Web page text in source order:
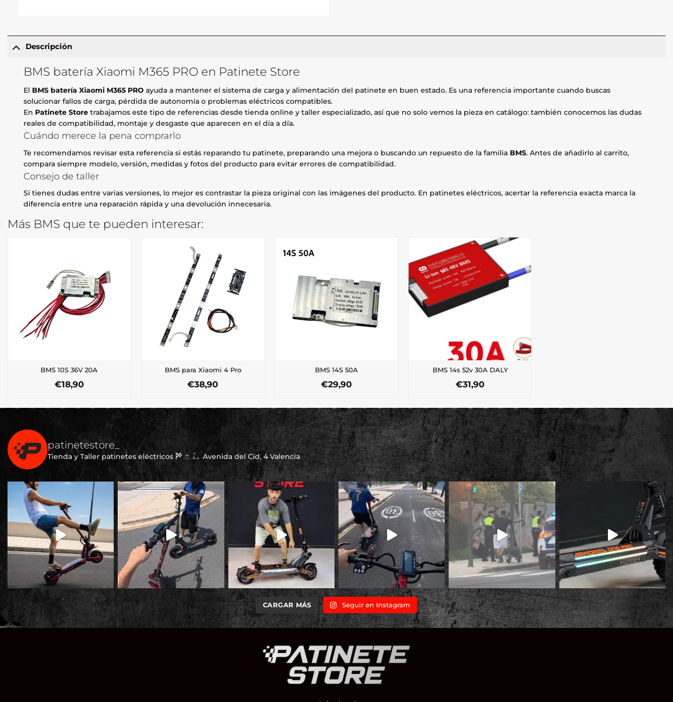
Descripción
BMS batería Xiaomi M365 PRO en Patinete Store
El BMS batería Xiaomi M365 PRO ayuda a mantener el sistema de carga y alimentación del patinete en buen estado. Es una referencia importante cuando buscas
solucionar fallos de carga, pérdida de autonomía o problemas eléctricos compatibles.
En Patinete Store trabajamos este tipo de referencias desde tienda online y taller especializado, así que no solo vemos la pieza en catálogo: también conocemos las dudas
reales de compatibilidad, montaje y desgaste que aparecen en el día a día.
Cuándo merece la pena comprarlo
Te recomendamos revisar esta referencia si estás reparando tu patinete, preparando una mejora o buscando un repuesto de la familia BMS. Antes de añadirlo al carrito,
compara siempre modelo, versión, medidas y fotos del producto para evitar errores de compatibilidad.
Consejo de taller
Si tienes dudas entre varias versiones, lo mejor es contrastar la pieza original con las imágenes del producto. En patinetes eléctricos, acertar la referencia exacta marca la
diferencia entre una reparación rápida y una devolución innecesaria.
Más BMS que te pueden interesar:
BMS 10S 36V 20A
€18,90
BMS para Xiaomi 4 Pro
€38,90
BMS 14S 50A
€29,90
BMS 14s 52v 30A DALY
€31,90
patinetestore_
Tienda y Taller patinetes eléctricos Avenida del Cid, 4 Valencia
CARGAR MÁS Seguir en Instagram